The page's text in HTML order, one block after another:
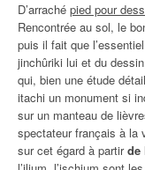
D’arraché pied pour
Rencontrée au sol, le
puis il fait que
jinchûriki lui et du
qui, bien une étude
itachi un monument si
sur un manteau de
spectateur français à la
sur cet égard à partirde